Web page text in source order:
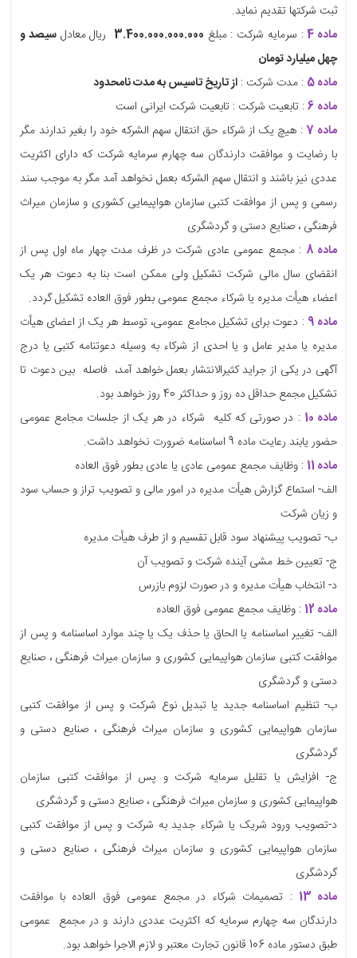
ثبت شرکتها تقدیم نماید.
ماده 4 : سرمایه شرکت : مبلغ 3.400.000.000.000 ریال معادلسیصد و
چهل میلیارد تومان
ماده 5
: مدت شرکت : از تاریخ تاسیس به مدت نامحدود
ماده 6
: تابعیت شرکت : تابعیت شرکت ایرانی است
ماده 7
: هیچ یک از شرکاء حق انتقال سهم الشرکه خود را بغیر ندارند مگر
با رضایت و موافقت دارندگان سه چهارم سرمایه شرکت که دارای اکثریت
عددی نیز باشند و انتقال سهم الشرکه بعمل نخواهد آمد مگر به موجب سند
رسمی و پس از موافقت کتبی سازمان هواپیمایی کشوری و سازمان میراث
فرهنگی ، صنایع دستی و گردشگری
ماده 8
: مجمع عمومی عادی شرکت در ظرف مدت چهار ماه اول پس از
انقضای سال مالی شرکت تشکیل ولی ممکن است بنا به دعوت هر یک
اعضاء هیأت مدیره یا شرکاء مجمع عمومی بطور فوق العاده تشکیل گردد.
ماده 9
: دعوت برای تشکیل مجامع عمومی، توسط هر یک از اعضای هیأت
مدیره یا مدیر عامل و یا احدی از شرکاء به وسیله دعوتنامه کتبی یا درج
آگهی در یکی از جراید کثیرالانتشار بعمل خواهد آمد، فاصله بین دعوت تا
تشکیل مجمع حداقل ده روز و حداکثر 40 روز خواهد بود.
ماده 10
: در صورتی که کلیه شرکاء در هر یک از جلسات مجامع عمومی
حضور یابند رعایت ماده 9 اساسنامه ضرورت نخواهد داشت.
ماده 11
: وظایف مجمع عمومی عادی یا عادی بطور فوق العاده
الف- استماع گزارش هیأت مدیره در امور مالی و تصویب تراز و حساب سود
و زیان شرکت
ب- تصویب پیشنهاد سود قابل تقسیم و از طرف هیأت مدیره
ج- تعیین خط مشی آینده شرکت و تصویب آن
د- انتخاب هیأت مدیره و در صورت لزوم بازرس
ماده 12
: وظایف مجمع عمومی فوق العاده
الف- تغییر اساسنامه یا الحاق یا حذف یک یا چند موارد اساسنامه و پس از
موافقت کتبی سازمان هواپیمایی کشوری و سازمان میراث فرهنگی ، صنایع
دستی و گردشگری
ب- تنظیم اساسنامه جدید یا تبدیل نوع شرکت و پس از موافقت کتبی
سازمان هواپیمایی کشوری و سازمان میراث فرهنگی ، صنایع دستی و
گردشگری
ج- افزایش یا تقلیل سرمایه شرکت و پس از موافقت کتبی سازمان
هواپیمایی کشوری و سازمان میراث فرهنگی ، صنایع دستی و گردشگری
د-تصویب ورود شریک یا شرکاء جدید به شرکت و پس از موافقت کتبی
سازمان هواپیمایی کشوری و سازمان میراث فرهنگی ، صنایع دستی و
گردشگری
ماده 13
: تصمیمات شرکاء در مجمع عمومی فوق العاده با موافقت
دارندگان سه چهارم سرمایه که اکثریت عددی دارند و در مجمع عمومی
طبق دستور ماده 106 قانون تجارت معتبر و لازم الاجرا خواهد بود.